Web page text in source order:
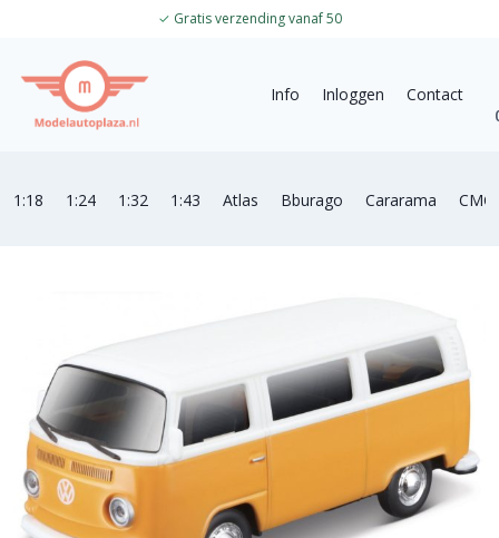
✓ Gratis verzending vanaf 50
Info Inloggen
Contact
1:18 1:24 1:32 1:43 Atlas Bburago Cararama CMC